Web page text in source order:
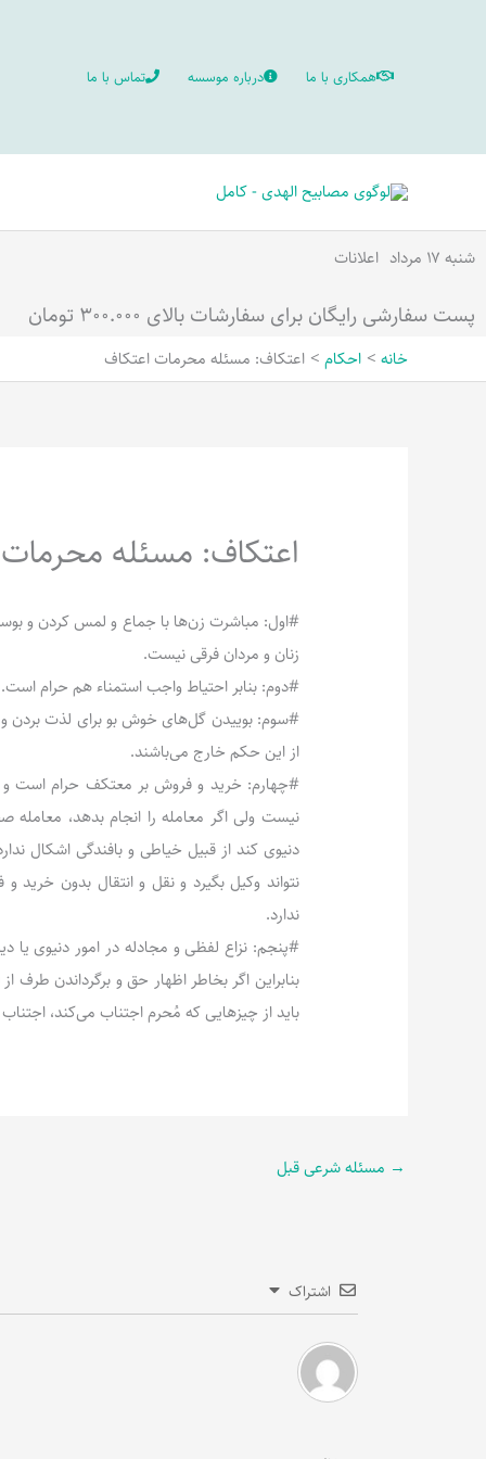
همکاری با ما درباره موسسه تماس با ما
شنبه ۱۷ مرداد اعلانات
پست سفارشی رایگان برای سفارشات بالای ۳۰۰.۰۰۰ تومان
خانه احکام اعتکاف: مسئله محرمات اعتکاف
اعتکاف: مسئله
#اول: مباشرت زن‌ها با جماع و لمس کردن و
زنان و مردان فرقی نیست.
#دوم: بنابر احتیاط واجب استمناء هم حرام است.
#سوم: بوییدن گل‌های خوش بو برای لذت بردن
از این حکم خارج می‌باشند.
#چهارم: خرید و فروش بر معتکف حرام است و
نیست ولی اگر معامله را انجام بدهد،
دنیوی کند از قبیل خیاطی و بافندگی اشکال
نتواند وکیل بگیرد و نقل و انتقال بدون
ندارد.
#پنجم: نزاع لفظی و مجادله در امور دنیوی یا
بنابراین اگر بخاطر اظهار حق و برگرداندن طرف
باید از چیزهایی که مُحرم اجتناب می‌کند، اجتناب
→ مسئله شرعی قبل
اشتراک